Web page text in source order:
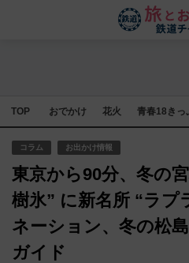
TOP おでかけ 花火 青春18きっ
コラム お出かけ情報
東京から90分、冬の
樹氷” に新名所 “ラプ
ネーション、冬の松
ガイド